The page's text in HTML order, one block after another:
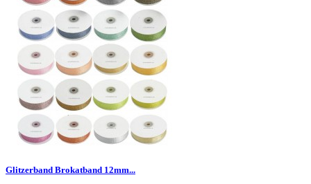
Glitzerband Brokatband 12mm...